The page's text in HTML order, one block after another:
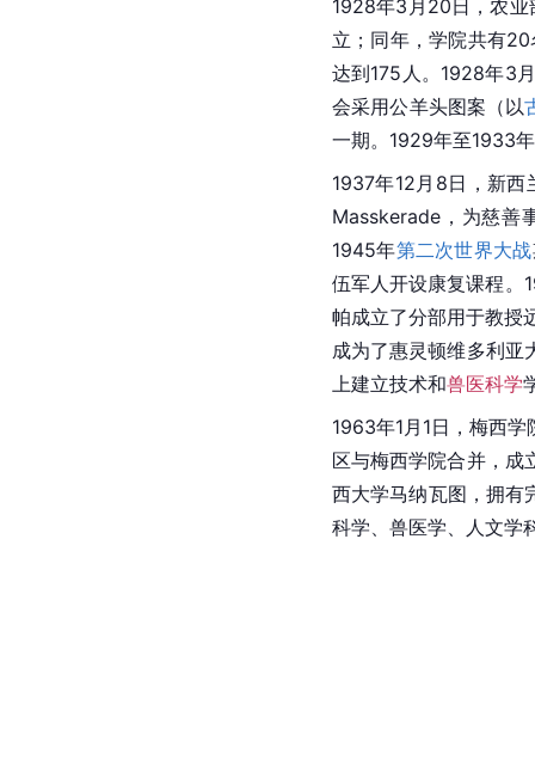
1928年3月20日，农业
立；同年，学院共有
达到175人。1928年3
会采用公羊头图案（以
一期。1929年至1933
1937年12月8日，新
Masskerade，为慈善
1945年第二次世界大战
伍军人开设康复课程。
帕成立了分部用于教授
成为了惠灵顿维多利亚
上建立技术和兽医科学
1963年1月1日，梅西
区与梅西学院合并，成
西大学马纳瓦图，拥有
科学、兽医学、人文学